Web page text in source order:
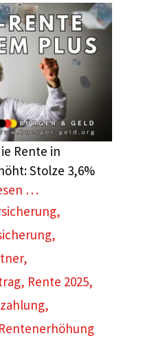
Rente in
Stolze 3,6%
…
,
,
,
, Rente 2025,
,
Rentenerhöhung